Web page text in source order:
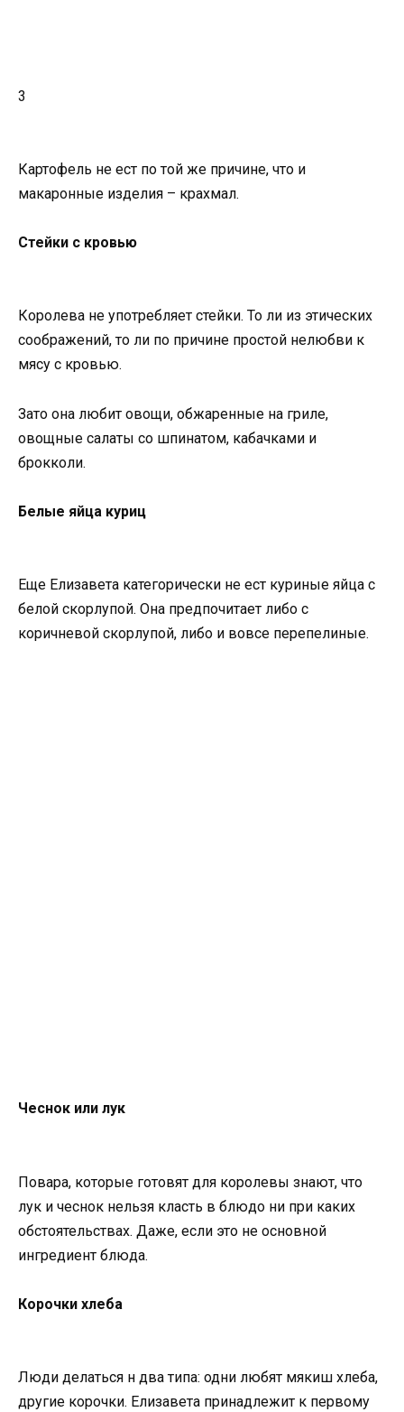
3
Картофель не ест по той же причине, что и
макаронные изделия – крахмал.
Стейки с кровью
Королева не употребляет стейки. То ли из этических
соображений, то ли по причине простой нелюбви к
мясу с кровью.
Зато она любит овощи, обжаренные на гриле,
овощные салаты со шпинатом, кабачками и
брокколи.
Белые яйца куриц
Еще Елизавета категорически не ест куриные яйца с
белой скорлупой. Она предпочитает либо с
коричневой скорлупой, либо и вовсе перепелиные.
Чеснок или лук
Повара, которые готовят для королевы знают, что
лук и чеснок нельзя класть в блюдо ни при каких
обстоятельствах. Даже, если это не основной
ингредиент блюда.
Корочки хлеба
Люди делаться н два типа: одни любят мякиш хлеба,
другие корочки. Елизавета принадлежит к первому